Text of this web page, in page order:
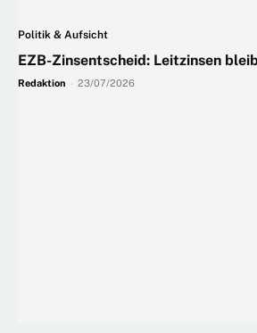
Politik & Aufsicht
EZB-Zinsentscheid: Leitzinsen
Redaktion 23/07/2026